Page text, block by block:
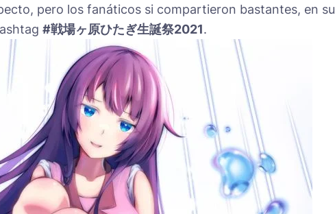
pero los fanáticos si compartieron bastantes, en su
#戦場ヶ原ひたぎ生誕祭2021.